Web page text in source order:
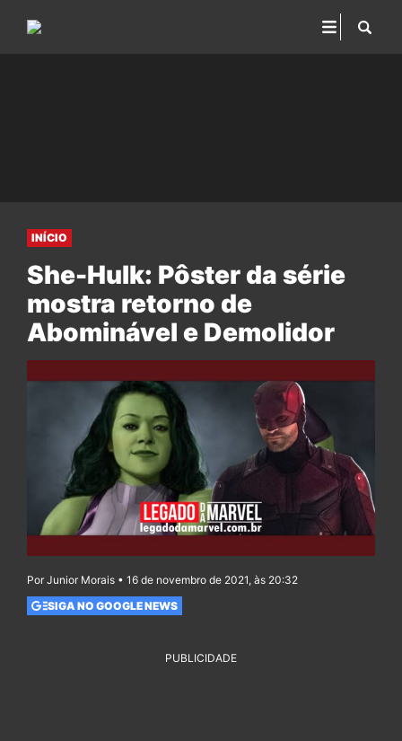
INÍCIO
She-Hulk: Pôster da série
mostra retorno de
Abominável e Demolidor
Por Junior Morais • 16 de novembro de 2021, às 20:32
SIGA NO GOOGLE NEWS
PUBLICIDADE